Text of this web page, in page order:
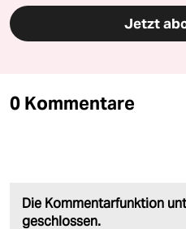
Jetzt
0 Kommentare
Die Kommentarfunktion
geschlossen.